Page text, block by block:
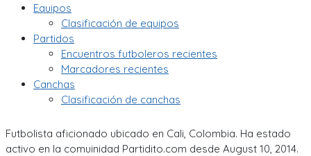
Equipos
Clasificación de equipos
Partidos
Encuentros futboleros recientes
Marcadores recientes
Canchas
Clasificación de canchas
Futbolista aficionado ubicado en Cali, Colombia. Ha estado
activo en la comuinidad Partidito.com desde August 10, 2014.